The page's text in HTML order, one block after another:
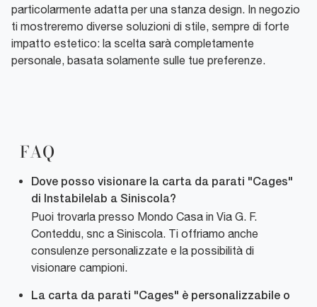
particolarmente adatta per una stanza design. In negozio
ti mostreremo diverse soluzioni di stile, sempre di forte
impatto estetico: la scelta sarà completamente
personale, basata solamente sulle tue preferenze.
FAQ
Dove posso visionare la carta da parati "Cages"
di Instabilelab a Siniscola?
Puoi trovarla presso Mondo Casa in Via G. F.
Conteddu, snc a Siniscola. Ti offriamo anche
consulenze personalizzate e la possibilità di
visionare campioni.
La carta da parati "Cages" è personalizzabile o